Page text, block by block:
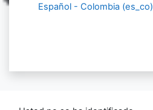
Español - Colombia ‎(es_co)‎